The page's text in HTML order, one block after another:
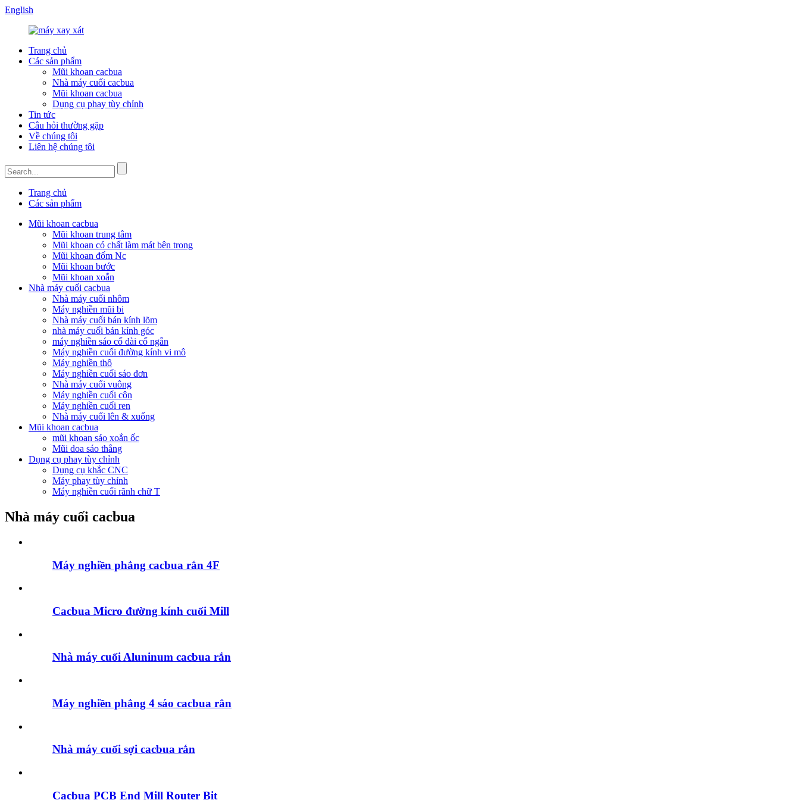
English
Trang chủ
Các sản phẩm
Mũi khoan cacbua
Nhà máy cuối cacbua
Mũi khoan cacbua
Dụng cụ phay tùy chỉnh
Tin tức
Câu hỏi thường gặp
Về chúng tôi
Liên hệ chúng tôi
Trang chủ
Các sản phẩm
Mũi khoan cacbua
Mũi khoan trung tâm
Mũi khoan có chất làm mát bên trong
Mũi khoan đốm Nc
Mũi khoan bước
Mũi khoan xoắn
Nhà máy cuối cacbua
Nhà máy cuối nhôm
Máy nghiền mũi bi
Nhà máy cuối bán kính lõm
nhà máy cuối bán kính góc
máy nghiền sáo cổ dài cổ ngắn
Máy nghiền cuối đường kính vi mô
Máy nghiền thô
Máy nghiền cuối sáo đơn
Nhà máy cuối vuông
Máy nghiền cuối côn
Máy nghiền cuối ren
Nhà máy cuối lên & xuống
Mũi khoan cacbua
mũi khoan sáo xoắn ốc
Mũi doa sáo thẳng
Dụng cụ phay tùy chỉnh
Dụng cụ khắc CNC
Máy phay tùy chỉnh
Máy nghiền cuối rãnh chữ T
Nhà máy cuối cacbua
Máy nghiền phẳng cacbua rắn 4F
Cacbua Micro đường kính cuối Mill
Nhà máy cuối Aluninum cacbua rắn
Máy nghiền phẳng 4 sáo cacbua rắn
Nhà máy cuối sợi cacbua rắn
Cacbua PCB End Mill Router Bit